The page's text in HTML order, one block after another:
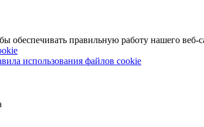
обеспечивать правильную работу нашего веб-
использования файлов cookie